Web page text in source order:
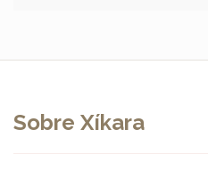
Sobre Xíkara